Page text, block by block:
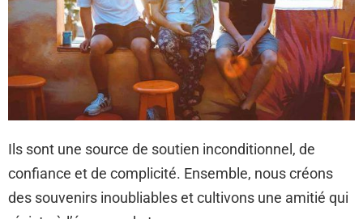
Ils sont une source de soutien inconditionnel, de
confiance et de complicité. Ensemble, nous créons
des souvenirs inoubliables et cultivons une amitié qui